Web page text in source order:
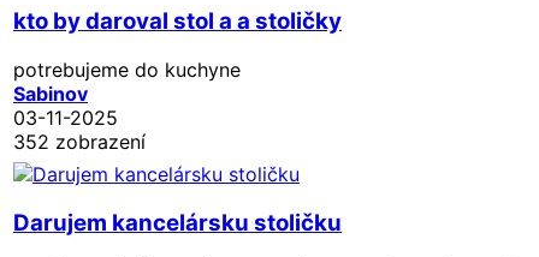
kto by daroval stol a a stoličky
potrebujeme do kuchyne
Sabinov
03-11-2025
352 zobrazení
Darujem kancelársku stoličku